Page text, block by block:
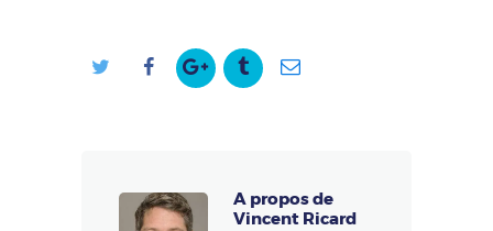
A propos de
Vincent Ricard